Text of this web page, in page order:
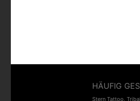
HÄUFIG
Stern Tattoo, Tribal